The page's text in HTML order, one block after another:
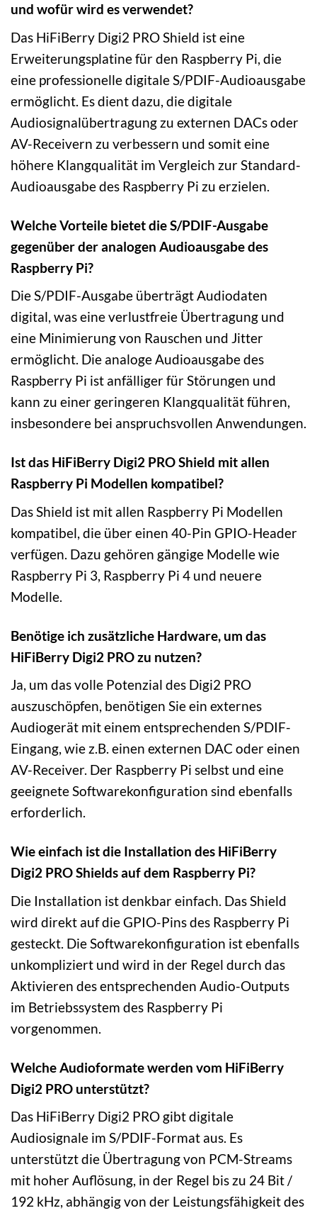
und wofür wird es verwendet?
Das HiFiBerry Digi2 PRO Shield ist eine
Erweiterungsplatine für den Raspberry Pi, die
eine professionelle digitale S/PDIF-Audioausgabe
ermöglicht. Es dient dazu, die digitale
Audiosignalübertragung zu externen DACs oder
AV-Receivern zu verbessern und somit eine
höhere Klangqualität im Vergleich zur Standard-
Audioausgabe des Raspberry Pi zu erzielen.
Welche Vorteile bietet die S/PDIF-Ausgabe
gegenüber der analogen Audioausgabe des
Raspberry Pi?
Die S/PDIF-Ausgabe überträgt Audiodaten
digital, was eine verlustfreie Übertragung und
eine Minimierung von Rauschen und Jitter
ermöglicht. Die analoge Audioausgabe des
Raspberry Pi ist anfälliger für Störungen und
kann zu einer geringeren Klangqualität führen,
insbesondere bei anspruchsvollen Anwendungen.
Ist das HiFiBerry Digi2 PRO Shield mit allen
Raspberry Pi Modellen kompatibel?
Das Shield ist mit allen Raspberry Pi Modellen
kompatibel, die über einen 40-Pin GPIO-Header
verfügen. Dazu gehören gängige Modelle wie
Raspberry Pi 3, Raspberry Pi 4 und neuere
Modelle.
Benötige ich zusätzliche Hardware, um das
HiFiBerry Digi2 PRO zu nutzen?
Ja, um das volle Potenzial des Digi2 PRO
auszuschöpfen, benötigen Sie ein externes
Audiogerät mit einem entsprechenden S/PDIF-
Eingang, wie z.B. einen externen DAC oder einen
AV-Receiver. Der Raspberry Pi selbst und eine
geeignete Softwarekonfiguration sind ebenfalls
erforderlich.
Wie einfach ist die Installation des HiFiBerry
Digi2 PRO Shields auf dem Raspberry Pi?
Die Installation ist denkbar einfach. Das Shield
wird direkt auf die GPIO-Pins des Raspberry Pi
gesteckt. Die Softwarekonfiguration ist ebenfalls
unkompliziert und wird in der Regel durch das
Aktivieren des entsprechenden Audio-Outputs
im Betriebssystem des Raspberry Pi
vorgenommen.
Welche Audioformate werden vom HiFiBerry
Digi2 PRO unterstützt?
Das HiFiBerry Digi2 PRO gibt digitale
Audiosignale im S/PDIF-Format aus. Es
unterstützt die Übertragung von PCM-Streams
mit hoher Auflösung, in der Regel bis zu 24 Bit /
192 kHz, abhängig von der Leistungsfähigkeit des